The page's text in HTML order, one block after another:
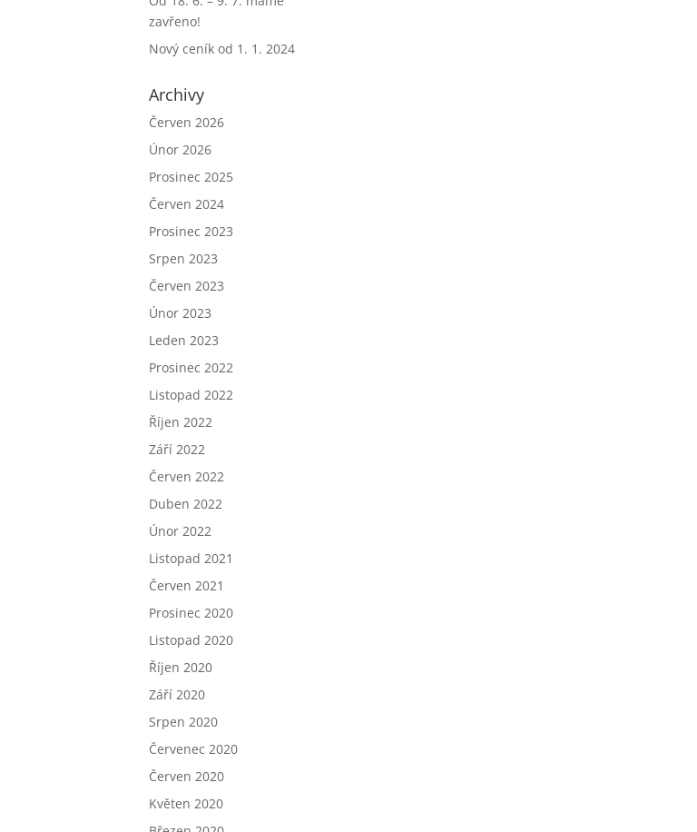
zavřeno!
Nový ceník od 1. 1. 2024
Archivy
Červen 2026
Únor 2026
Prosinec 2025
Červen 2024
Prosinec 2023
Srpen 2023
Červen 2023
Únor 2023
Leden 2023
Prosinec 2022
Listopad 2022
Říjen 2022
Září 2022
Červen 2022
Duben 2022
Únor 2022
Listopad 2021
Červen 2021
Prosinec 2020
Listopad 2020
Říjen 2020
Září 2020
Srpen 2020
Červenec 2020
Červen 2020
Květen 2020